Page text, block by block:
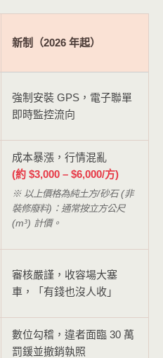
新制（2026 年起）
強制安裝 GPS，電子聯單
即時監控流向
成本暴漲，行情混亂
(約 $3,000 – $6,000/方)
※ 以上價格為純土方/砂石 (非
裝修廢料)：通常按立方公尺
(m³) 計價。
審核嚴謹，收容場大塞
車，「有錢也沒人收」
數位勾稽，違者面臨 30 萬
罰鍰並撤銷執照